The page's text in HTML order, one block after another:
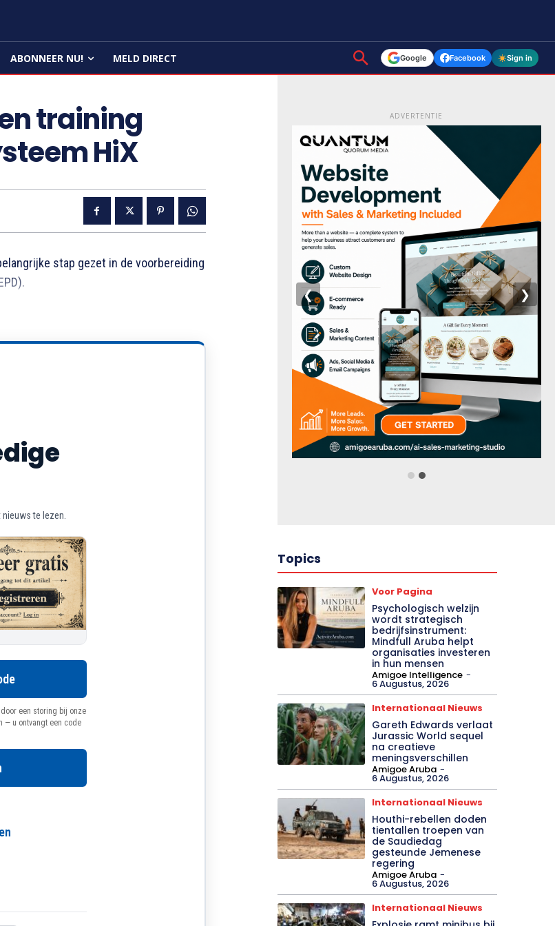
ABONNEER NU! MELD DIRECT Google Facebook Sign in
training
HiX
stap gezet in de voorbereiding
te lezen.
een storing bij onze
— u ontvangt een code
ADVERTENTIE
❮ ❯
Topics
Voor Pagina
Psychologisch welzijn
wordt strategisch
bedrijfsinstrument:
Mindfull Aruba helpt
organisaties investeren
in hun mensen
Amigoe Intelligence -
6 Augustus, 2026
Internationaal Nieuws
Gareth Edwards verlaat
Jurassic World sequel
na creatieve
meningsverschillen
Amigoe Aruba -
6 Augustus, 2026
Internationaal Nieuws
Houthi-rebellen doden
tientallen troepen van
de Saudiedag
gesteunde Jemenese
regering
Amigoe Aruba -
6 Augustus, 2026
Internationaal Nieuws